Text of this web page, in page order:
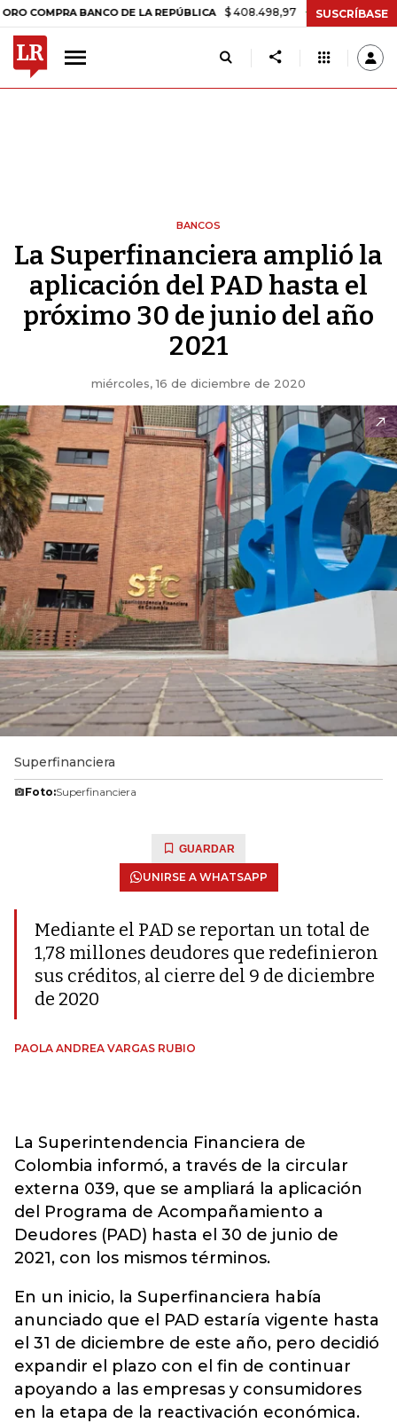
BANCO DE LA REPÚBLICA $ 408.498,97 +$ 8.753,81 +2,19%
SUSCRÍBASE
BANCOS
La Superfinanciera amplió la
aplicación del PAD hasta el
próximo 30 de junio del año
2021
miércoles, 16 de diciembre de 2020
Superfinanciera
Foto:Superfinanciera
GUARDAR
UNIRSE A WHATSAPP
Mediante el PAD se reportan un total de
1,78 millones deudores que redefinieron
sus créditos, al cierre del 9 de diciembre
de 2020
PAOLA ANDREA VARGAS RUBIO
La Superintendencia Financiera de
Colombia informó, a través de la circular
externa 039, que se ampliará la aplicación
del Programa de Acompañamiento a
Deudores (PAD) hasta el 30 de junio de
2021, con los mismos términos.
En un inicio, la Superfinanciera había
anunciado que el PAD estaría vigente hasta
el 31 de diciembre de este año, pero decidió
expandir el plazo con el fin de continuar
apoyando a las empresas y consumidores
en la etapa de la reactivación económica.